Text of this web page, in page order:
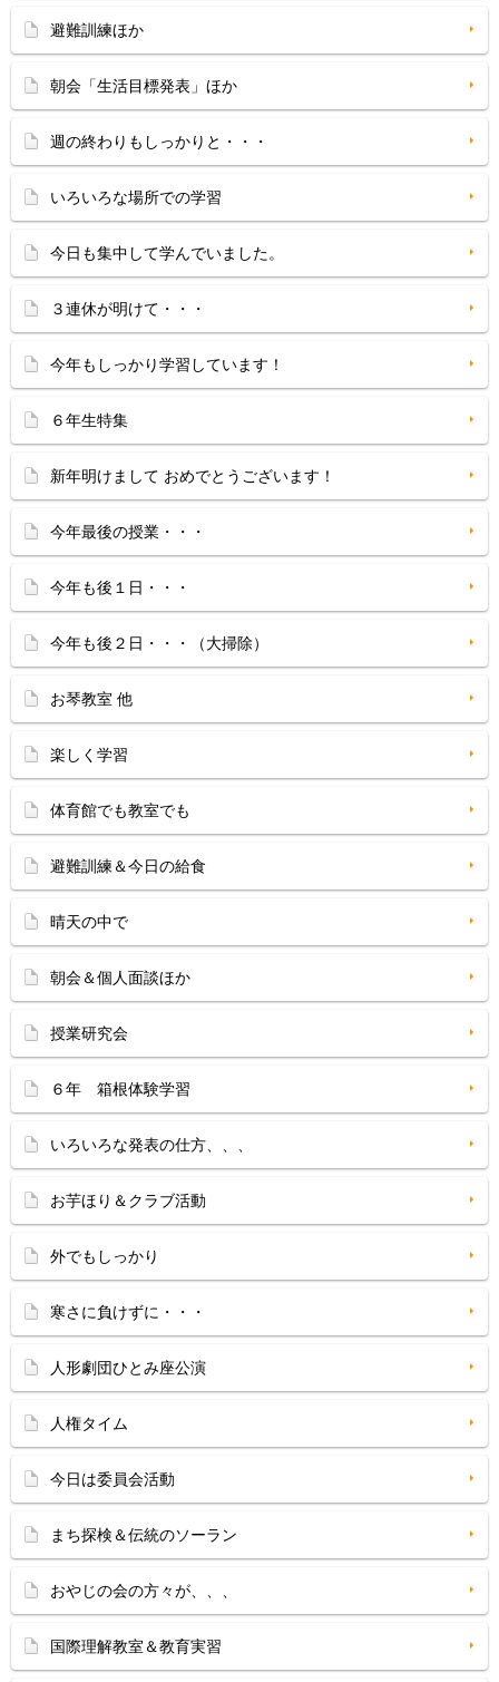
避難訓練ほか
朝会「生活目標発表」ほか
週の終わりもしっかりと・・・
いろいろな場所での学習
今日も集中して学んでいました。
３連休が明けて・・・
今年もしっかり学習しています！
６年生特集
新年明けまして おめでとうございます！
今年最後の授業・・・
今年も後１日・・・
今年も後２日・・・（大掃除）
お琴教室 他
楽しく学習
体育館でも教室でも
避難訓練＆今日の給食
晴天の中で
朝会＆個人面談ほか
授業研究会
６年 箱根体験学習
いろいろな発表の仕方、、、
お芋ほり＆クラブ活動
外でもしっかり
寒さに負けずに・・・
人形劇団ひとみ座公演
人権タイム
今日は委員会活動
まち探検＆伝統のソーラン
おやじの会の方々が、、、
国際理解教室＆教育実習